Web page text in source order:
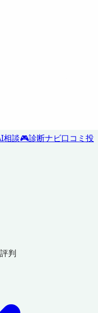
相談🎮診断ナビ口コミ投
判